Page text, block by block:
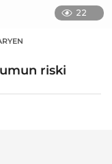
22
riski